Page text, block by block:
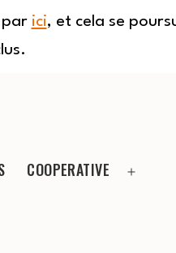
par ici, et cela se
COOPERATIVE